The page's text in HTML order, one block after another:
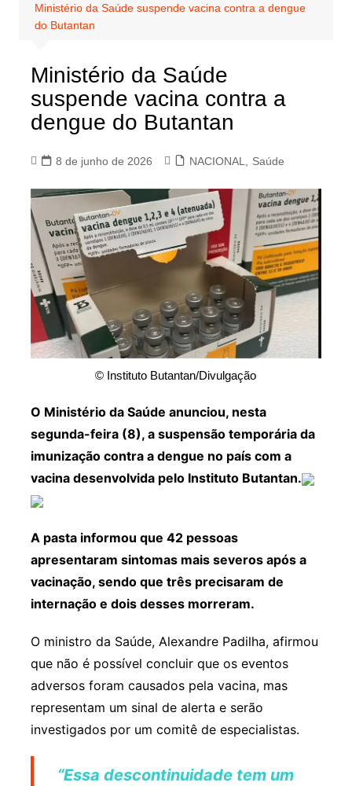
Ministério da Saúde suspende vacina contra a dengue
do Butantan
Ministério da Saúde
suspende vacina contra a
dengue do Butantan
8 de junho de 2026 NACIONAL Saúde
© Instituto Butantan/Divulgação
O Ministério da Saúde anunciou, nesta
segunda-feira (8), a suspensão temporária da
imunização contra a dengue no país com a
vacina desenvolvida pelo Instituto Butantan.
A pasta informou que 42 pessoas
apresentaram sintomas mais severos após a
vacinação, sendo que três precisaram de
internação e dois desses morreram.
O ministro da Saúde, Alexandre Padilha, afirmou
que não é possível concluir que os eventos
adversos foram causados pela vacina, mas
representam um sinal de alerta e serão
investigados por um comitê de especialistas.
“Essa descontinuidade tem um